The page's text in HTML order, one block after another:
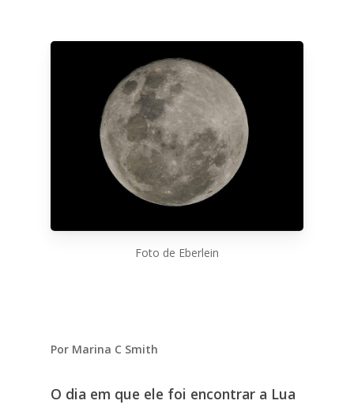
Foto de Eberlein
Por Marina C Smith
O dia em que ele foi encontrar a Lua